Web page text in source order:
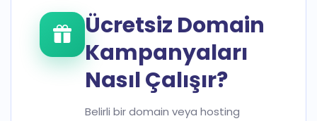
Ücretsiz Domain
Kampanyaları
Nasıl Çalışır?
Belirli bir domain veya hosting